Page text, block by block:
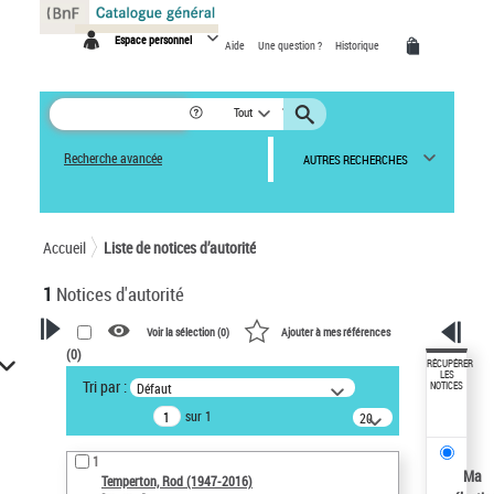
Espace personnel Aide Une question ? Historique
Tout
Recherche avancée AUTRES RECHERCHES
Accueil Liste de notices d’autorité
1 Notices d'autorité
VOTRE RECHERCHE
Recherche avancée dans les
notices d’autorité
Œuvres liées à l'auteur :
Temperton, Rod (1947-2016)
Voir la sélection (0) Ajouter à mes références
(0)
Tri par : Défaut
sur 1
20
résultats/page
1
Temperton, Rod (1947-2016)
RÉCUPÉRER
LES
NOTICES
Ma
Panneau de gestion des cookies